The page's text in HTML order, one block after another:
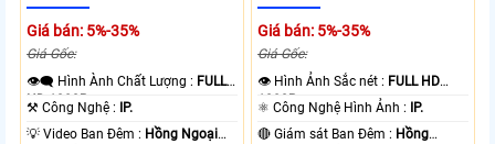
Giá bán: 5%-35%
Giá Gốc:
👁️‍🗨 Hình Ành Chất Lượng : FULL
HD 1080P .
⚒ Công Nghệ :
IP.
💡 Video Ban Đêm : Hồng Ngoại
Giá bán: 5%-35%
Giá Gốc:
👁 Hình Ảnh Sắc nét : FULL HD
1080P .
⚛️ Công Nghệ Hình Ảnh :
IP.
🔴 Giám sát Ban Đêm : Hồng